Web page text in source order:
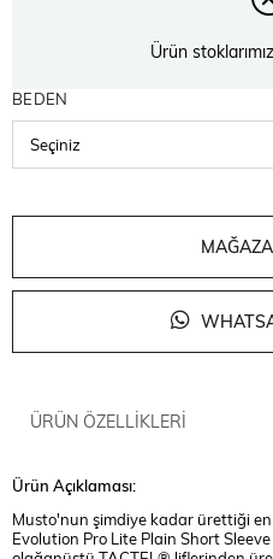
Ürün
BEDEN
ÜRÜN ÖZELLIKLERI
Ürün Açıklaması:
Musto'nun şimdiye kadar ürettiği
Evolution Pro Lite Plain Short